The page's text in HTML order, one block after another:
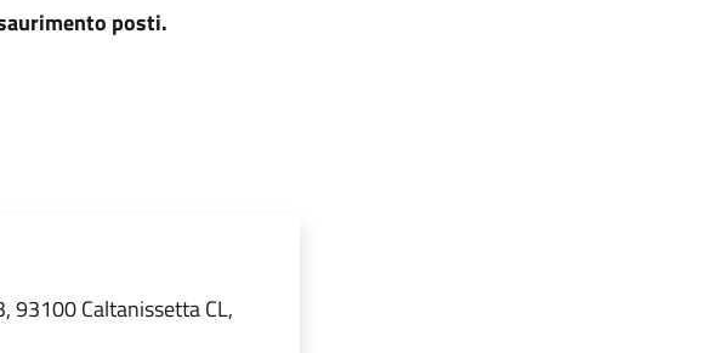
posti.
93100 Caltanissetta CL,